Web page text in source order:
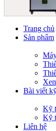
Trang chủ
Sản phẩm
Bài viết
Kỹ
Kỹ
Liên hệ